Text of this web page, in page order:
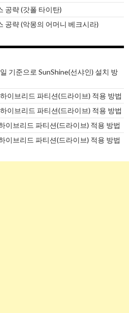
공략 (갓폴 타이탄)
공략 (악몽의 어머니 베크시라)
기준으로 SunShine(선샤인) 설치 방
이브리드 파티션(드라이브) 적용 방법
이브리드 파티션(드라이브) 적용 방법
이브리드 파티션(드라이브) 적용 방법
이브리드 파티션(드라이브) 적용 방법